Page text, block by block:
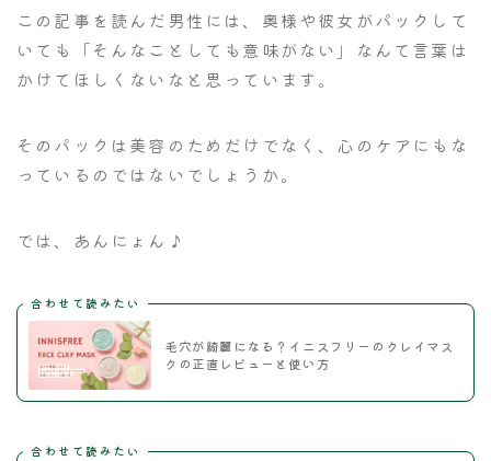
この記事を読んだ男性には、奥様や彼女がパックして
いても「そんなことしても意味がない」なんて言葉は
かけてほしくないなと思っています。
そのパックは美容のためだけでなく、心のケアにもな
っているのではないでしょうか。
では、あんにょん♪
合わせて読みたい
毛穴が綺麗になる？イニスフリーのクレイマス
クの正直レビューと使い方
合わせて読みたい